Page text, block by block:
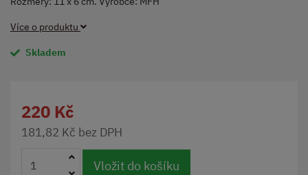
Více o produktu
Skladem
220 Kč
181,82 Kč bez DPH
Vložit do košíku